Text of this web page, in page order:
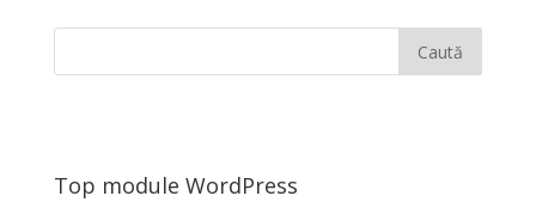
Top module WordPress